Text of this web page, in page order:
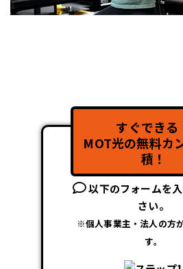
すぐできる
MOT光の無料カ
積！
以下のフォームを
さい。
※個人事業主・法人の方
す。